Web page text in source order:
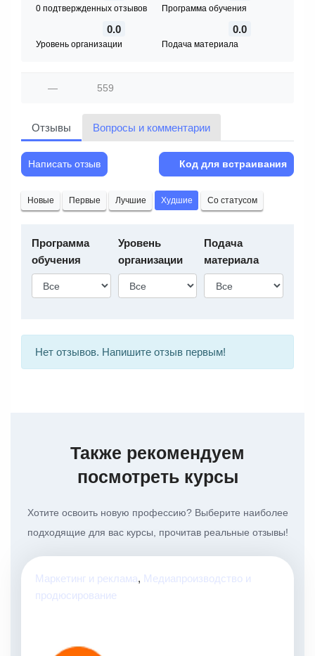
0 подтвержденных отзывов Программа обучения
0.0
Уровень организации
0.0
Подача материала
— 559
Отзывы Вопросы и комментарии
Написать отзыв Код для встраивания
Новые Первые Лучшие Худшие Со статусом
Программа
обучения
Уровень
организации
Подача
материала
Нет отзывов. Напишите отзыв первым!
Также рекомендуем
посмотреть курсы
Хотите освоить новую профессию? Выберите наиболее
подходящие для вас курсы, прочитав реальные отзывы!
Маркетинг и реклама, Медиапроизводство и
продюсирование